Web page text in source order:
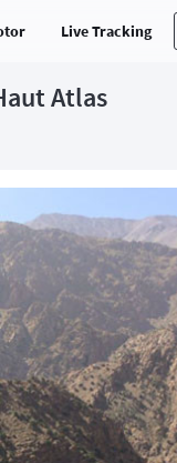
Live Tracking
Atlas